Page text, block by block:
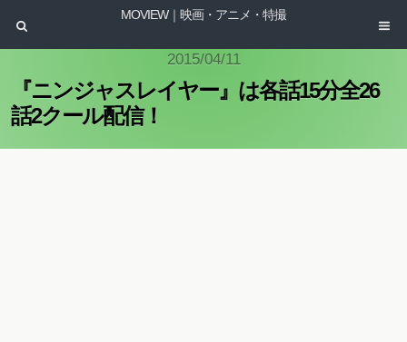
MOVIEW｜映画・アニメ・特撮
2015/04/11
『ニンジャスレイヤー』は各話15分全26
話2クール配信！